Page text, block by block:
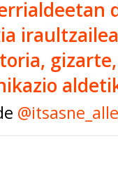
iraultzailea